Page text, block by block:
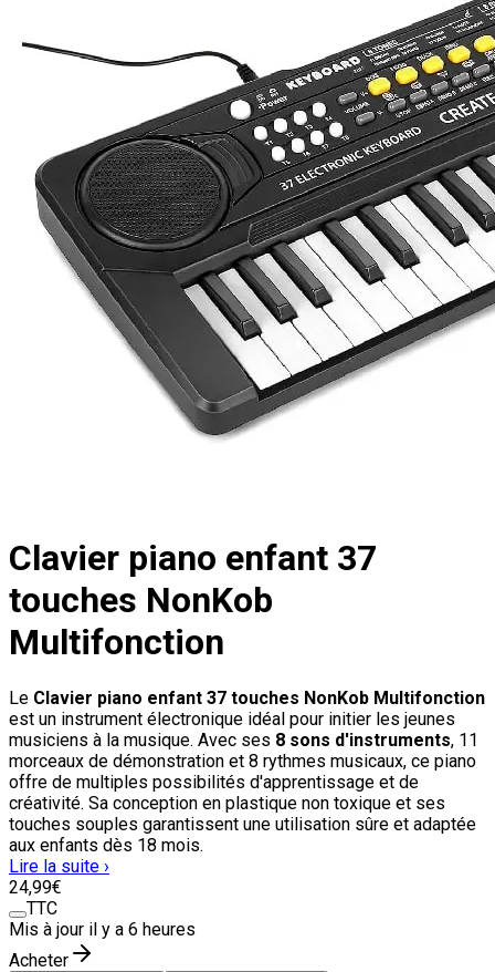
Clavier piano enfant 37
touches NonKob
Multifonction
Le Clavier piano enfant 37 touches NonKob Multifonction
est un instrument électronique idéal pour initier les jeunes
musiciens à la musique. Avec ses 8 sons d'instruments, 11
morceaux de démonstration et 8 rythmes musicaux, ce piano
offre de multiples possibilités d'apprentissage et de
créativité. Sa conception en plastique non toxique et ses
touches souples garantissent une utilisation sûre et adaptée
aux enfants dès 18 mois.
Lire la suite ›
24,99€
TTC
Mis à jour il y a 6 heures
Acheter